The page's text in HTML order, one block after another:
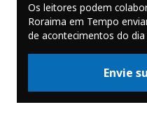
Os leitores podem
Roraima em Tempo
de acontecimentos do dia
Envie